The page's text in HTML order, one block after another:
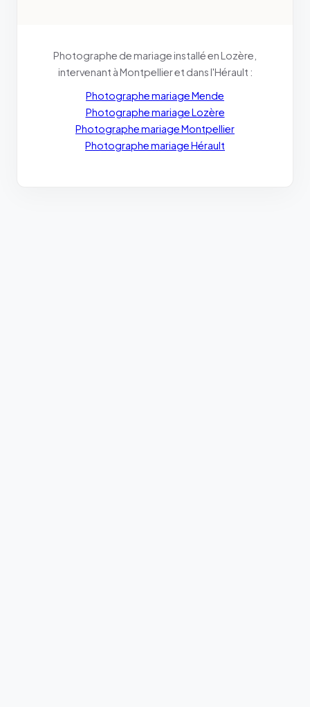
Photographe de mariage installé en Lozère,
intervenant à Montpellier et dans l'Hérault :
Photographe mariage Mende
Photographe mariage Lozère
Photographe mariage Montpellier
Photographe mariage Hérault